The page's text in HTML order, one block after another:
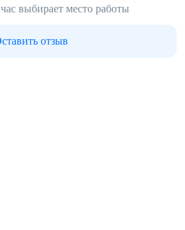
выбирает место работы
отзыв